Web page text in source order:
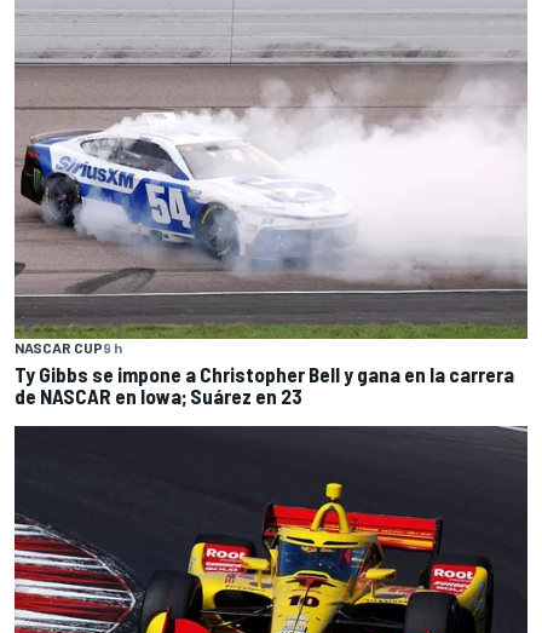
NASCAR CUP9 h
Ty Gibbs se impone a Christopher Bell y gana en la carrera
de NASCAR en Iowa; Suárez en 23